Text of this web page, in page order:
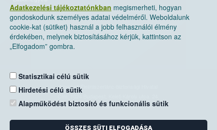
Adatkezelési tájékoztatónkban megismerheti, hogyan
gondoskodunk személyes adatai védelméről. Weboldalunk
cookie-kat (sütiket) használ a jobb felhasználói élmény
érdekében, melynek biztosításához kérjük, kattintson az
„Elfogadom” gombra.
Statisztikai célú sütik
Hirdetési célú sütik
Alapműködést biztosító és funkcionális sütik
ÖSSZES SÜTI ELFOGADÁSA
Nemzeti Élelmiszerlánc-biztonsági Hivatal
Levelezési cím: 1525 Budapest. Pf. 30.